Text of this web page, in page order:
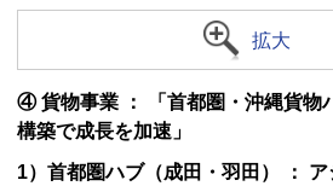
拡大
④ 貨物事業 ： 「首都圏・沖縄貨物
構築で成長を加速」
1）首都圏ハブ（成田・羽田） ：